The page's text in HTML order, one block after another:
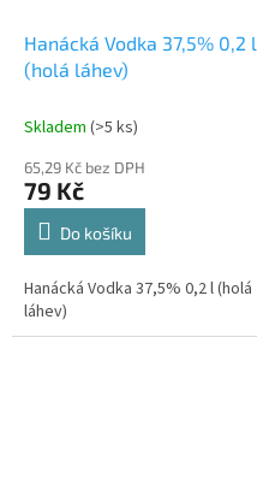
Hanácká Vodka 37,5% 0,2 l
(holá láhev)
Skladem (>5 ks)
65,29 Kč bez DPH
79 Kč
Do košíku
Hanácká Vodka 37,5% 0,2 l (holá
láhev)